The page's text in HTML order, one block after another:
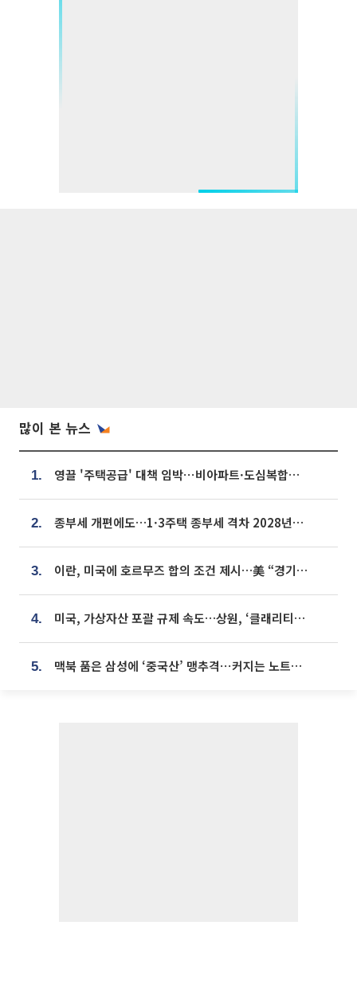
많이 본 뉴스
1. 영끌 '주택공급' 대책 임박⋯비아파트·도심복합까지 총동원
2. 종부세 개편에도…1·3주택 종부세 격차 2028년부터 확대
3. 이란, 미국에 호르무즈 합의 조건 제시…美 “경기 아직 안 끝나” [종합]
4. 미국, 가상자산 포괄 규제 속도…상원, ‘클래리티법’ 9월 절차투표 추진
5. 맥북 품은 삼성에 ‘중국산’ 맹추격⋯커지는 노트북 OLED 시장